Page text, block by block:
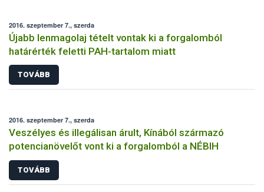
2016. szeptember 7., szerda
Újabb lenmagolaj tételt vontak ki a forgalomból
határérték feletti PAH-tartalom miatt
TOVÁBB
2016. szeptember 7., szerda
Veszélyes és illegálisan árult, Kínából származó
potencianövelőt vont ki a forgalomból a NÉBIH
TOVÁBB